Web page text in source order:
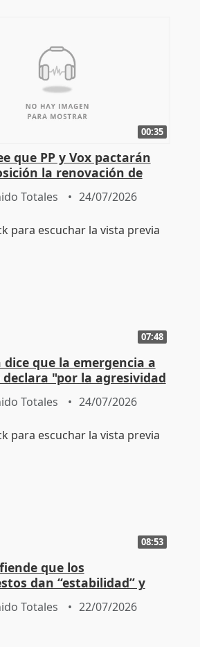
00:35
que PP y Vox pactarán
la renovación de
el Defensor
Totales 24/07/2026
07:48
que la emergencia a
declara "por la agresividad
Totales 24/07/2026
08:53
que los
dan “estabilidad” y
ha hablado con Feijóo
Totales 22/07/2026